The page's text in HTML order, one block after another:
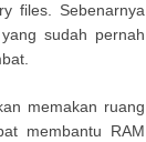
files. Sebenarnya
sudah pernah
memakan ruang
membantu RAM